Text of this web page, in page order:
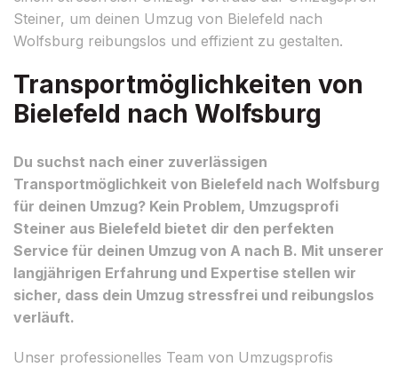
Steiner, um deinen Umzug von Bielefeld nach
Wolfsburg reibungslos und effizient zu gestalten.
Transportmöglichkeiten von
Bielefeld nach Wolfsburg
Du suchst nach einer zuverlässigen
Transportmöglichkeit von Bielefeld nach Wolfsburg
für deinen Umzug? Kein Problem, Umzugsprofi
Steiner aus Bielefeld bietet dir den perfekten
Service für deinen Umzug von A nach B. Mit unserer
langjährigen Erfahrung und Expertise stellen wir
sicher, dass dein Umzug stressfrei und reibungslos
verläuft.
Unser professionelles Team von Umzugsprofis